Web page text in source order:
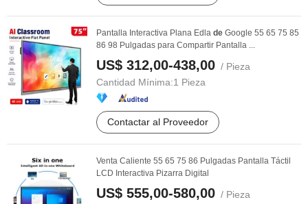
Pantalla Interactiva Plana Edla de Google 55 65 75 85
86 98 Pulgadas para Compartir Pantalla ...
US$ 312,00-438,00 / Pieza
Cantidad Mínima:1 Pieza
Contactar al Proveedor
Venta Caliente 55 65 75 86 Pulgadas Pantalla Táctil
LCD Interactiva Pizarra Digital
US$ 555,00-580,00 / Pieza